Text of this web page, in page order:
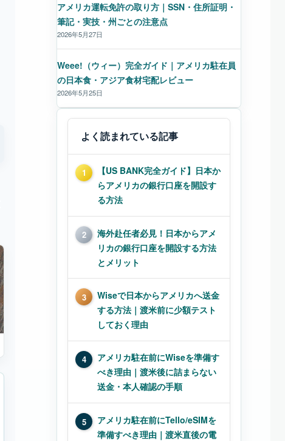
アメリカ運転免許の取り方｜SSN・住所証明・
筆記・実技・州ごとの注意点
2026年5月27日
Weee!（ウィー）完全ガイド｜アメリカ駐在員
の日本食・アジア食材宅配レビュー
2026年5月25日
よく読まれている記事
1
【US BANK完全ガイド】日本か
らアメリカの銀行口座を開設す
る方法
2
海外赴任者必見！日本からアメ
リカの銀行口座を開設する方法
とメリット
3
Wiseで日本からアメリカへ送金
する方法｜渡米前に少額テスト
しておく理由
4
アメリカ駐在前にWiseを準備す
べき理由｜渡米後に詰まらない
送金・本人確認の手順
5
アメリカ駐在前にTello/eSIMを
準備すべき理由｜渡米直後の電